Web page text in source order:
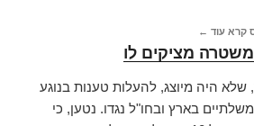
קרא עוד ←
מציקים לו
היה מיוצג, להעלות טענות בנוגע
בארץ ובחו"ל נגדו. נטען, כי